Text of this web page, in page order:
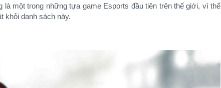
là một trong những tựa game Esports đầu tiên trên thế giới, vì thế
khỏi danh sách này.